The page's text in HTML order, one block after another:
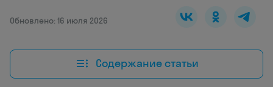
Обновлено: 16 июля 2026
Содержание статьи